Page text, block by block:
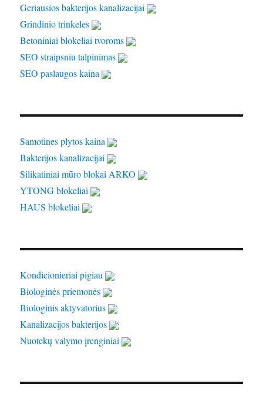
Geriausios bakterijos kanalizacijai
Grindinio trinkeles
Betoniniai blokeliai tvoroms
SEO straipsniu talpinimas
SEO paslaugos kaina
Samotines plytos kaina
Bakterijos kanalizacijai
Silikatiniai mūro blokai ARKO
YTONG blokeliai
HAUS blokeliai
Kondicionieriai pigiau
Biologinės priemonės
Biologinis aktyvatorius
Kanalizacijos bakterijos
Nuotekų valymo įrenginiai